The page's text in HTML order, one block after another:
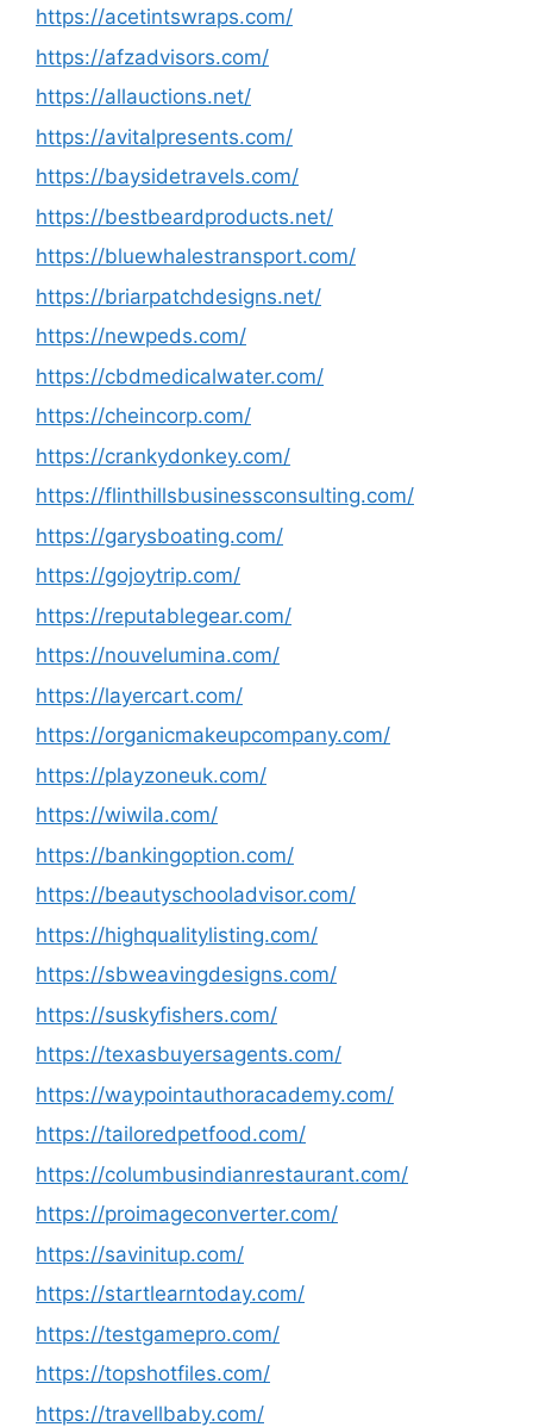
https://acetintswraps.com/
https://afzadvisors.com/
https://allauctions.net/
https://avitalpresents.com/
https://baysidetravels.com/
https://bestbeardproducts.net/
https://bluewhalestransport.com/
https://briarpatchdesigns.net/
https://newpeds.com/
https://cbdmedicalwater.com/
https://cheincorp.com/
https://crankydonkey.com/
https://flinthillsbusinessconsulting.com/
https://garysboating.com/
https://gojoytrip.com/
https://reputablegear.com/
https://nouvelumina.com/
https://layercart.com/
https://organicmakeupcompany.com/
https://playzoneuk.com/
https://wiwila.com/
https://bankingoption.com/
https://beautyschooladvisor.com/
https://highqualitylisting.com/
https://sbweavingdesigns.com/
https://suskyfishers.com/
https://texasbuyersagents.com/
https://waypointauthoracademy.com/
https://tailoredpetfood.com/
https://columbusindianrestaurant.com/
https://proimageconverter.com/
https://savinitup.com/
https://startlearntoday.com/
https://testgamepro.com/
https://topshotfiles.com/
https://travellbaby.com/